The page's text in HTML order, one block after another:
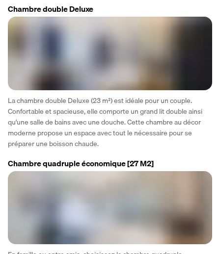
Chambre double Deluxe
La chambre double Deluxe (23 m²) est idéale pour un couple.
Confortable et spacieuse, elle comporte un grand lit double ainsi
qu'une salle de bains avec une douche. Cette chambre au décor
moderne propose un espace avec tout le nécessaire pour se
préparer une boisson chaude.
Chambre quadruple économique[27 M2]